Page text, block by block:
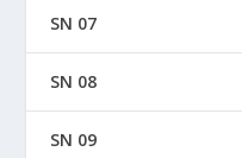
SN 07
SN 08
SN 09